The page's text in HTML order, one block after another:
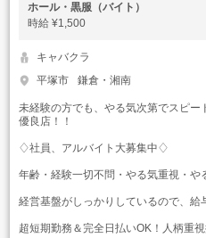
ホール・黒服（バイト）
時給 ¥1,500
キャバクラ
平塚市
鎌倉・湘南
未経験の方でも、やる気次第でスピ
優良店！！
♢社員、アルバイト大募集中♢
年齢・経験一切不問・やる気重視・や
経営基盤がしっかりしているので、給
超短期勤務＆完全日払いOK！人柄重